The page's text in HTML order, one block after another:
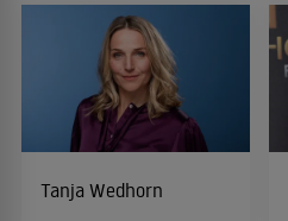
Tanja Wedhorn